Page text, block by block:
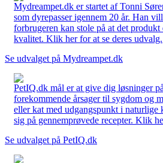
Mydreampet.dk er startet af Tonni
som dyrepasser igennem 20 år. Han
forbrugeren kan stole på at det produkt
kvalitet. Klik her for at se deres udvalg.
Se udvalget på Mydreampet.dk
PetIQ.dk mål er at give dig løsninger
forekommende årsager til sygdom og
eller kat med udgangspunkt i naturlige
sig på gennemprøvede recepter. Klik
Se udvalget på PetIQ.dk